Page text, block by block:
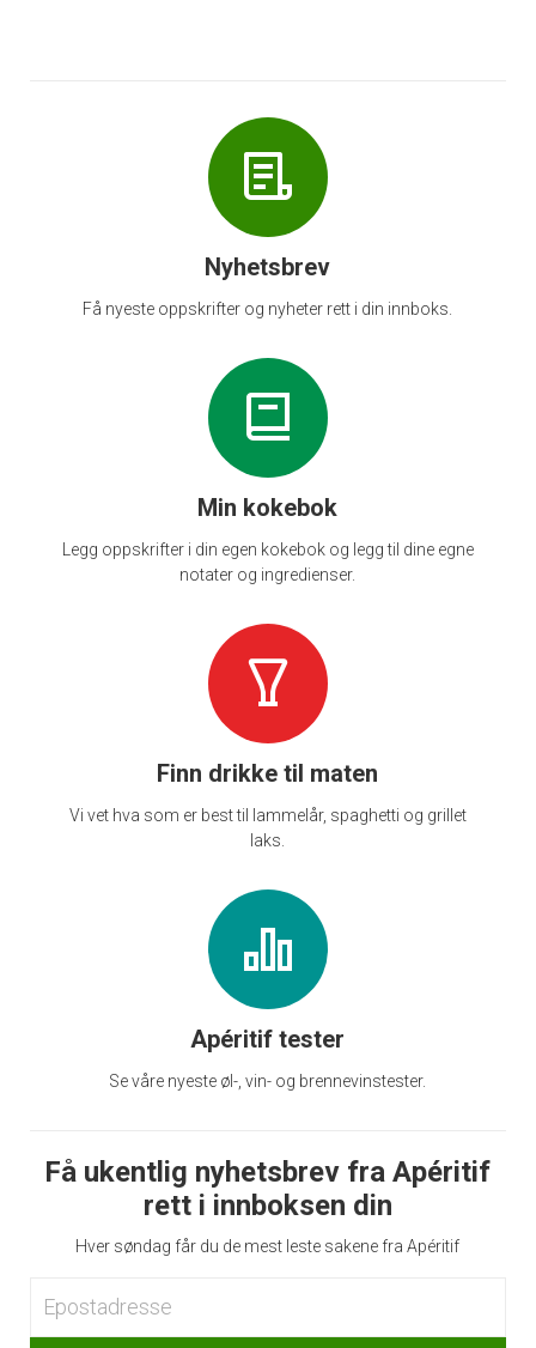
Nyhetsbrev
Få nyeste oppskrifter og nyheter rett i din innboks.
Min kokebok
Legg oppskrifter i din egen kokebok og legg til dine egne
notater og ingredienser.
Finn drikke til maten
Vi vet hva som er best til lammelår, spaghetti og grillet
laks.
Apéritif tester
Se våre nyeste øl-, vin- og brennevinstester.
Få ukentlig nyhetsbrev fra Apéritif
rett i innboksen din
Hver søndag får du de mest leste sakene fra Apéritif